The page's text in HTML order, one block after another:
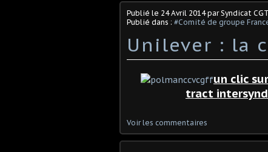
Publié le 24 Avril 2014par Syndicat
Publié dans : #Comité de groupe
Unilever : la
un clic
tract
Voir les commentaires